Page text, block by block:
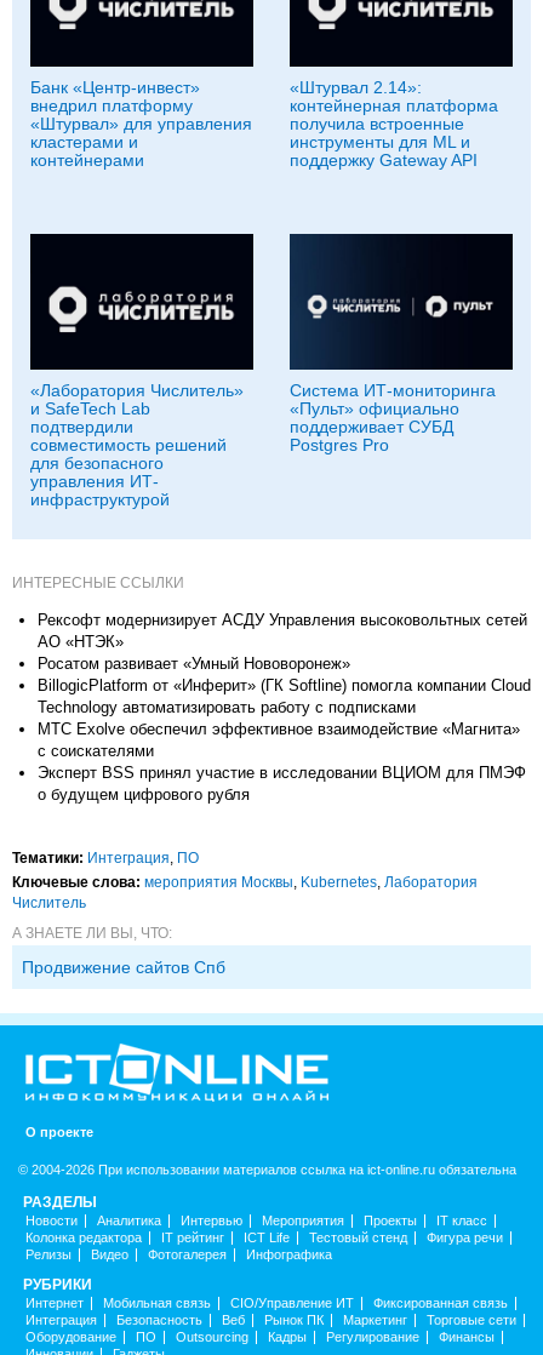
Банк «Центр-инвест»
внедрил платформу
«Штурвал» для управления
кластерами и
контейнерами
«Штурвал 2.14»:
контейнерная платформа
получила встроенные
инструменты для ML и
поддержку Gateway API
«Лаборатория Числитель»
и SafeTech Lab
подтвердили
совместимость решений
для безопасного
управления ИТ-
инфраструктурой
Система ИТ-мониторинга
«Пульт» официально
поддерживает СУБД
Postgres Pro
ИНТЕРЕСНЫЕ ССЫЛКИ
Рексофт модернизирует АСДУ Управления высоковольтных сетей
АО «НТЭК»
Росатом развивает «Умный Нововоронеж»
BillogicPlatform от «Инферит» (ГК Softline) помогла компании Cloud
Technology автоматизировать работу с подписками
МТС Exolve обеспечил эффективное взаимодействие «Магнита»
с соискателями
Эксперт BSS принял участие в исследовании ВЦИОМ для ПМЭФ
о будущем цифрового рубля
Тематики: Интеграция ПО
Ключевые слова: мероприятия Москвы Kubernetes Лаборатория
Числитель
А ЗНАЕТЕ ЛИ ВЫ, ЧТО:
Продвижение сайтов Спб
О проекте
© 2004-2026 При использовании материалов ссылка на ict-online.ru обязательна
РАЗДЕЛЫ
Новости Аналитика Интервью Мероприятия Проекты
IT класс
Колонка редактора
IT рейтинг ICT Life Тестовый стенд
Фигура речи
Релизы
Видео Фотогалерея Инфографика
РУБРИКИ
Интернет Мобильная связь CIO/Управление ИТ
Фиксированная связь
Интеграция
Безопасность Веб Рынок ПК Маркетинг
Торговые сети
Оборудование
ПО Outsourcing Кадры Регулирование
Финансы